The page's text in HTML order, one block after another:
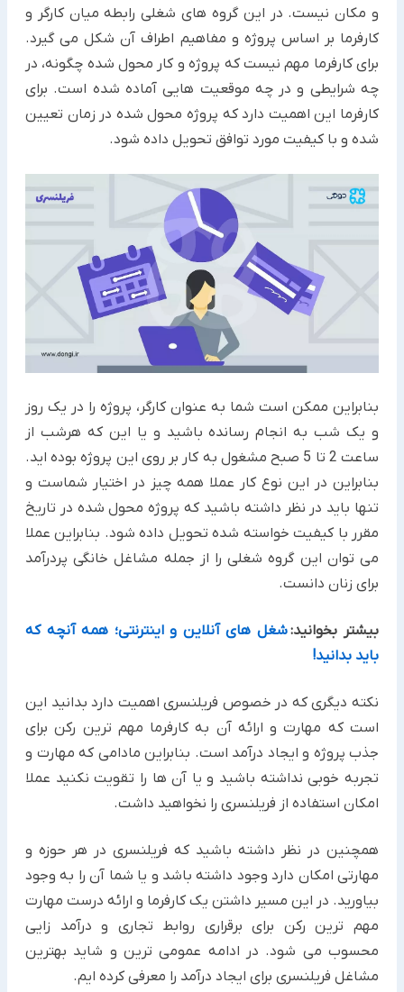
و مکان نیست. در این گروه های شغلی رابطه میان کارگر و
کارفرما بر اساس پروژه و مفاهیم اطراف آن شکل می گیرد.
برای کارفرما مهم نیست که پروژه و کار محول شده چگونه، در
چه شرایطی و در چه موقعیت هایی آماده شده است. برای
کارفرما این اهمیت دارد که پروژه محول شده در زمان تعیین
شده و با کیفیت مورد توافق تحویل داده شود.
بنابراین ممکن است شما به عنوان کارگر، پروژه را در یک روز
و یک شب به انجام رسانده باشید و یا این که هرشب از
ساعت 2 تا 5 صبح مشغول به کار بر روی این پروژه بوده اید.
بنابراین در این نوع کار عملا همه چیز در اختیار شماست و
تنها باید در نظر داشته باشید که پروژه محول شده در تاریخ
مقرر با کیفیت خواسته شده تحویل داده شود. بنابراین عملا
می توان این گروه شغلی را از جمله مشاغل خانگی پردرآمد
برای زنان دانست.
بیشتر بخوانید:شغل های آنلاین و اینترنتی؛ همه آنچه که
باید بدانید!
نکته دیگری که در خصوص فریلنسری اهمیت دارد بدانید این
است که مهارت و ارائه آن به کارفرما مهم ترین رکن برای
جذب پروژه و ایجاد درآمد است. بنابراین مادامی که مهارت و
تجربه خوبی نداشته باشید و یا آن ها را تقویت نکنید عملا
امکان استفاده از فریلنسری را نخواهید داشت.
همچنین در نظر داشته باشید که فریلنسری در هر حوزه و
مهارتی امکان دارد وجود داشته باشد و یا شما آن را به وجود
بیاورید. در این مسیر داشتن یک کارفرما و ارائه درست مهارت
مهم ترین رکن برای برقراری روابط تجاری و درآمد زایی
محسوب می شود. در ادامه عمومی ترین و شاید بهترین
مشاغل فریلنسری برای ایجاد درآمد را معرفی کرده ایم.